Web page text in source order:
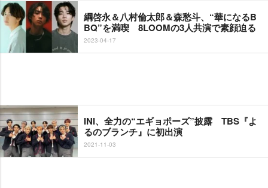
綱啓永＆八村倫太郎＆森愁斗、“華になるB
BQ”を満喫 8LOOMの3人共演で素顔迫る
2023-04-17
INI、全力の“エギョポーズ”披露 TBS『よ
るのブランチ』に初出演
2021-11-03